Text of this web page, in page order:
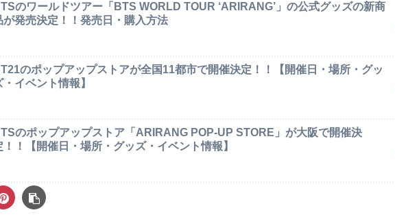
のワールドツアー「BTS WORLD TOUR ‘ARIRANG’」の公式グッズの新商
が発売決定！！発売日・購入方法
のポップアップストアが全国11都市で開催決定！！【開催日・場所・グッ
・イベント情報】
のポップアップストア「ARIRANG POP-UP STORE」が大阪で開催決
！！【開催日・場所・グッズ・イベント情報】